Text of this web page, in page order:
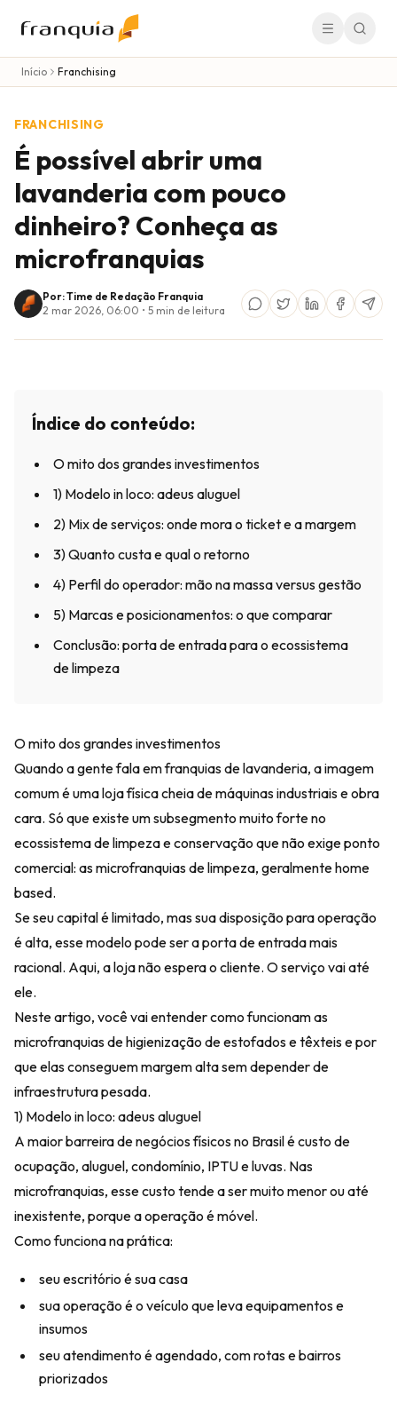
Início Franchising
FRANCHISING
É possível abrir uma
lavanderia com pouco
dinheiro? Conheça as
microfranquias
Por: Time de Redação Franquia
2 mar 2026, 06:00 • 5 min de leitura
Índice do conteúdo:
O mito dos grandes investimentos
1) Modelo in loco: adeus aluguel
2) Mix de serviços: onde mora o ticket e a margem
3) Quanto custa e qual o retorno
4) Perfil do operador: mão na massa versus gestão
5) Marcas e posicionamentos: o que comparar
Conclusão: porta de entrada para o ecossistema
de limpeza
O mito dos grandes investimentos
Quando a gente fala em franquias de lavanderia, a imagem
comum é uma loja física cheia de máquinas industriais e obra
cara. Só que existe um subsegmento muito forte no
ecossistema de limpeza e conservação que não exige ponto
comercial: as microfranquias de limpeza, geralmente home
based.
Se seu capital é limitado, mas sua disposição para operação
é alta, esse modelo pode ser a porta de entrada mais
racional. Aqui, a loja não espera o cliente. O serviço vai até
ele.
Neste artigo, você vai entender como funcionam as
microfranquias de higienização de estofados e têxteis e por
que elas conseguem margem alta sem depender de
infraestrutura pesada.
1) Modelo in loco: adeus aluguel
A maior barreira de negócios físicos no Brasil é custo de
ocupação, aluguel, condomínio, IPTU e luvas. Nas
microfranquias, esse custo tende a ser muito menor ou até
inexistente, porque a operação é móvel.
Como funciona na prática:
seu escritório é sua casa
sua operação é o veículo que leva equipamentos e
insumos
seu atendimento é agendado, com rotas e bairros
priorizados